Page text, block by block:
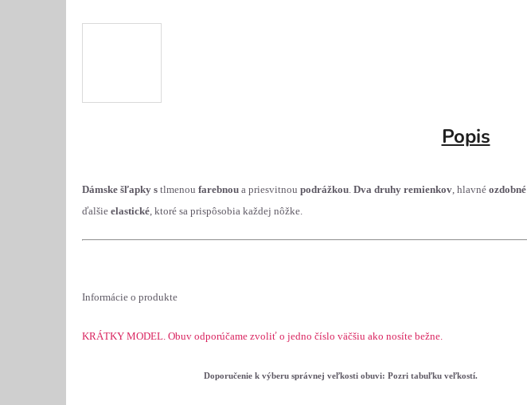
Popis
Dámske šľapky s tlmenou farebnou a priesvitnou podrážkou. Dva druhy remienkov, hlavné ozdobné
ďalšie elastické, ktoré sa prispôsobia každej nôžke.
Informácie o produkte
KRÁTKY MODEL. Obuv odporúčame zvoliť o jedno číslo väčšiu ako nosíte bežne.
Doporučenie k výberu správnej veľkosti obuvi: Pozri tabuľku veľkostí.